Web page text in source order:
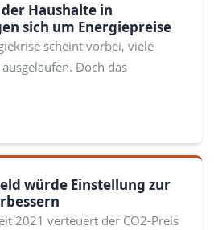
Haushalte in
sich um Energiepreise
scheint vorbei, viele
Doch das
würde Einstellung zur
2021 verteuert der CO2-Preis